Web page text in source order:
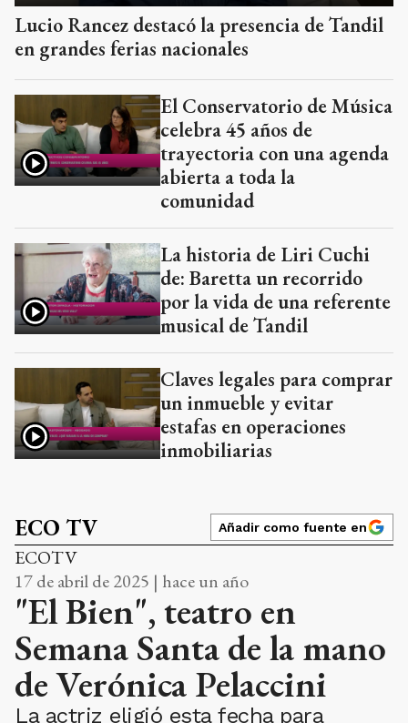
Lucio Rancez destacó la presencia de Tandil
en grandes ferias nacionales
El Conservatorio de Música
celebra 45 años de
trayectoria con una agenda
abierta a toda la
comunidad
La historia de Liri Cuchi
de: Baretta un recorrido
por la vida de una referente
musical de Tandil
Claves legales para comprar
un inmueble y evitar
estafas en operaciones
inmobiliarias
ECO TV Añadir como fuente en
ECOTV
17 de abril de 2025 | hace un año
"El Bien", teatro en
Semana Santa de la mano
de Verónica Pelaccini
La actriz eligió esta fecha para